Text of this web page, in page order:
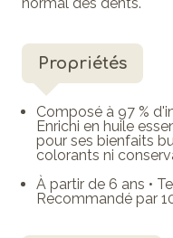
Propriétés
Composé à 97 %
Enrichi en huile
pour ses bienfaits
colorants ni
À partir de 6 ans •
Recommandé par